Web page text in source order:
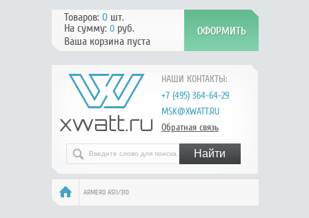
НАШИ КОНТАКТЫ:
+7 (495) 364-64-29
MSK@XWATT.RU
Обратная связь
Товаров: 0шт.
На сумму: 0руб.
Ваша корзина пуста
ARMERO А511/310